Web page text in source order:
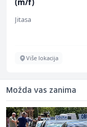
Jitasa
Više lokacija
Možda vas zanima